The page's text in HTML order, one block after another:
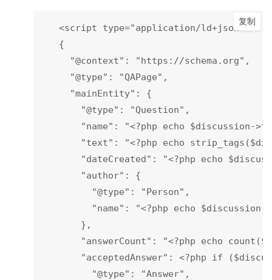
复制
   <script type="application/ld+json">
   {
     "@context": "https://schema.org",
     "@type": "QAPage",
     "mainEntity": {
       "@type": "Question",
"name": "<?php echo $discussion-
"text": "<?php echo
"dateCreated": "<?php echo
       "author": {
         "@type": "Person",
"name": "<?php echo $discussion-
       },
"answerCount": "<?php echo
"acceptedAnswer": <?php if
         "@type": "Answer",